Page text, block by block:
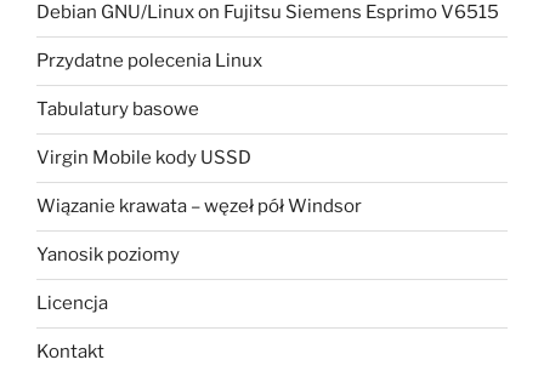
Debian GNU/Linux on Fujitsu Siemens Esprimo V6515
Przydatne polecenia Linux
Tabulatury basowe
Virgin Mobile kody USSD
Wiązanie krawata – węzeł pół Windsor
Yanosik poziomy
Licencja
Kontakt